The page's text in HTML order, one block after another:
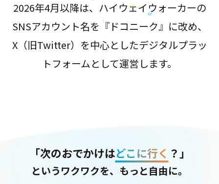
2026年4月以降は、ハイウェイウォーカーの
SNSアカウント名を『ドコニーク』に改め、
X（旧Twitter）を中心としたデジタルプラッ
トフォームとして運営します。
「次のおでかけはどこに行く ？」
というワクワクを、もっと自由に。